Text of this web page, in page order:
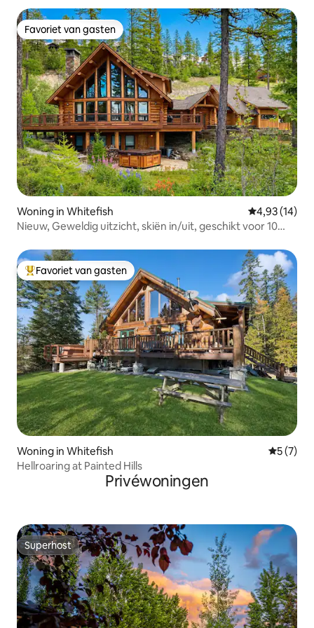
Favoriet van gasten
Favoriet van gasten
Woning in Whitefish Gemiddelde
4,93 (14)
Nieuw, Geweldig uitzicht, skiën in/uit, geschikt voor 10
Topfavoriet van gasten
Favoriet van gasten
Woning in Whitefish
5 (7)
Hellroaring at Painted Hills
Privéwoningen
Superhost
Superhost